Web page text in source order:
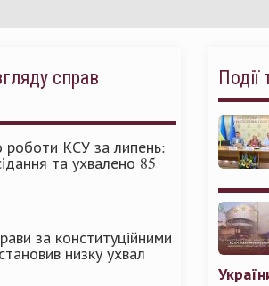
справ
КСУ за липень:
та ухвалено 85
за конституційними
низку ухвал